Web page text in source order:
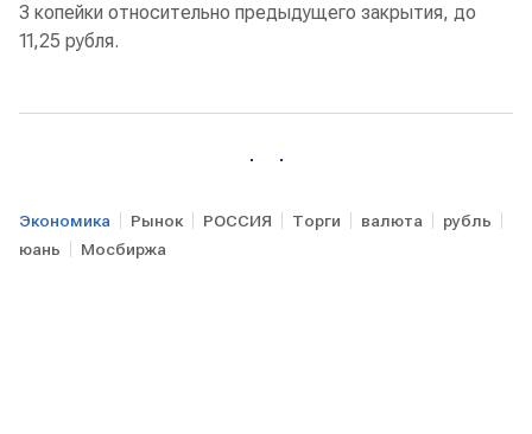
3 копейки относительно предыдущего закрытия, до
11,25 рубля.
Экономика Рынок РОССИЯ Торги валюта
рубль
юань
Мосбиржа